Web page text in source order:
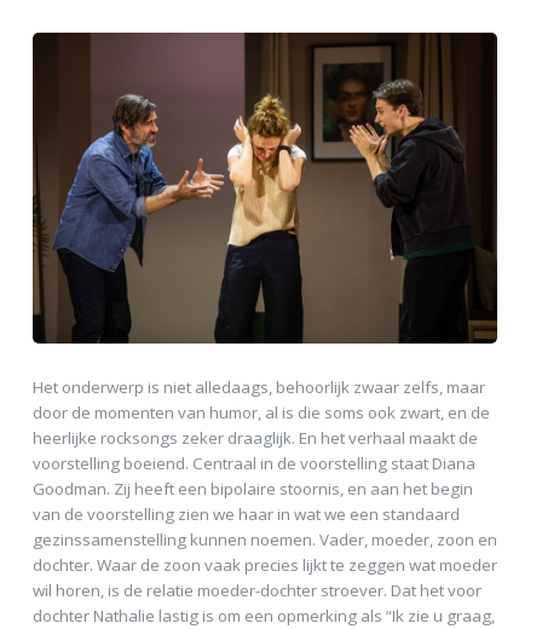
Het onderwerp is niet alledaags, behoorlijk zwaar zelfs, maar
door de momenten van humor, al is die soms ook zwart, en de
heerlijke rocksongs zeker draaglijk. En het verhaal maakt de
voorstelling boeiend. Centraal in de voorstelling staat Diana
Goodman. Zij heeft een bipolaire stoornis, en aan het begin
van de voorstelling zien we haar in wat we een standaard
gezinssamenstelling kunnen noemen. Vader, moeder, zoon en
dochter. Waar de zoon vaak precies lijkt te zeggen wat moeder
wil horen, is de relatie moeder-dochter stroever. Dat het voor
dochter Nathalie lastig is om een opmerking als “Ik zie u graag,